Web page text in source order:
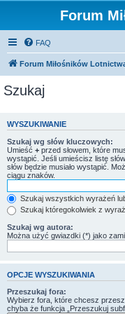
Forum
FAQ
Forum Miłośników
Szukaj
WYSZUKIWANIE
Szukaj wg słów kluczowych:
Umieść + przed słowem, które
wystąpić. Jeśli umieścisz listę
słów będzie musiało wystąpić.
ciągu znaków.
Szukaj wszystkich wyrażeń
Szukaj któregokolwiek z
Szukaj wg autora:
Można użyć gwiazdki (*) jako
OPCJE WYSZUKIWANIA
Przeszukaj fora:
Wybierz fora, które chcesz
chyba że funkcja „Przeszukuj